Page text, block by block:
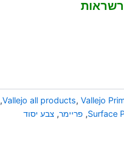
Vallejo all products, Vallejo
,
Surface
, פריימר, צבע יסוד